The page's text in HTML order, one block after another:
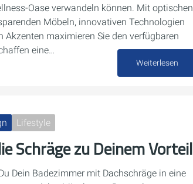
Oase verwandeln können. Mit optischen
Möbeln, innovativen Technologien
Akzenten maximieren Sie den verfügbaren
eine…
Weiterlesen
Lifestyle
Schräge zu Deinem Vorteil
Dein Badezimmer mit Dachschräge in eine